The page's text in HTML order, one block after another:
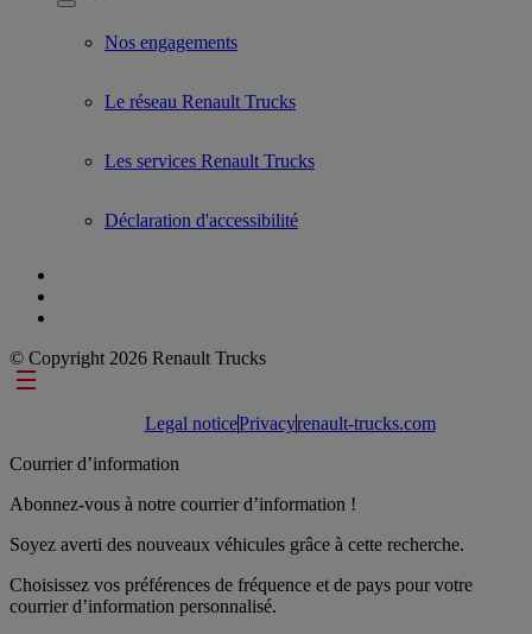
Show submenu for Used Trucks by Renault Trucks
Nos engagements
Le réseau Renault Trucks
Les services Renault Trucks
Déclaration d'accessibilité
© Copyright 2026 Renault Trucks
Footer links
Legal noticePrivacyrenault-trucks.com
Courrier d’information
Abonnez-vous à notre courrier d’information !
Soyez averti des nouveaux véhicules grâce à cette recherche.
Choisissez vos préférences de fréquence et de pays pour votre
courrier d’information personnalisé.